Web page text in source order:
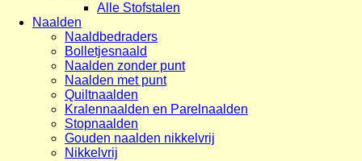
Alle Stofstalen
Naalden
Naaldbedraders
Bolletjesnaald
Naalden zonder punt
Naalden met punt
Quiltnaalden
Kralennaalden en Parelnaalden
Stopnaalden
Gouden naalden nikkelvrij
Nikkelvrij